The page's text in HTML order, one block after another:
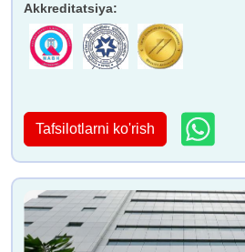
Akkreditatsiya:
Tafsilotlarni ko'rish